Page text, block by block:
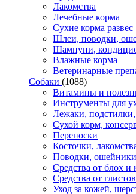
Лакомства
Лечебные корма
Сухие корма развес
Шлеи, поводки,
Шампуни,
Влажные корма
Ветеринарные
Собаки (1088)
Витамины и
Инструменты для
Лежаки,
Сухой корм,
Переноски
Косточки,
Поводки,
Средства от блох и
Средства от глистов
Уход за кожей,